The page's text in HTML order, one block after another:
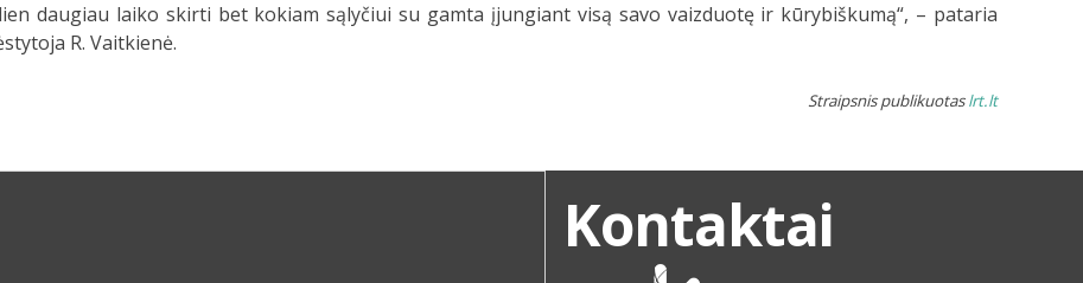
daugiau laiko skirti bet kokiam sąlyčiui su gamta įjungiant visą savo vaizduotę ir kūrybiškumą“, – pataria
R. Vaitkienė.
Straipsnis publikuotaslrt.lt
Kontaktai